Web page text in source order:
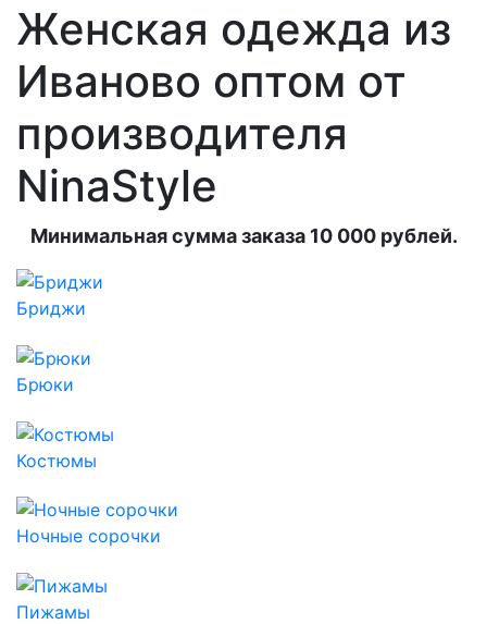
Женская одежда из
Иваново оптом от
производителя
NinaStyle
Минимальная сумма заказа 10 000 рублей.
Бриджи
Брюки
Костюмы
Ночные сорочки
Пижамы